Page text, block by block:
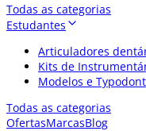
Todas as categorias
Estudantes
Articuladores
Kits de
Modelos e
Todas as categorias
OfertasMarcasBlog